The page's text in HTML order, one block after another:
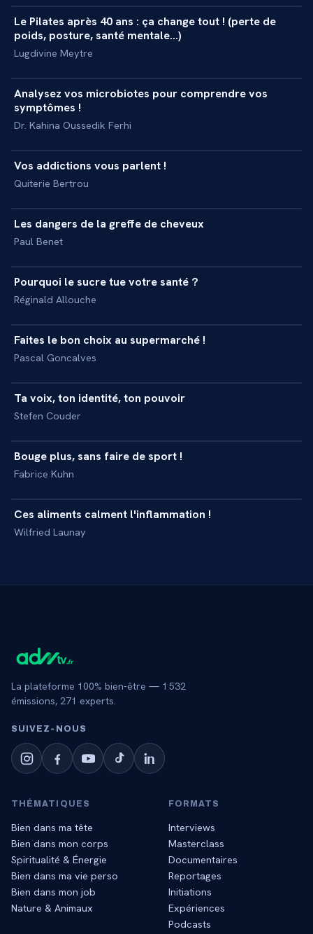
MASTERCLASS
Le Pilates après 40 ans : ça change tout ! (perte de
poids, posture, santé mentale...)
Lugdivine Meytre
MASTERCLASS
Analysez vos microbiotes pour comprendre vos
symptômes !
Dr. Kahina Oussedik Ferhi
MASTERCLASS
Vos addictions vous parlent !
Quiterie Bertrou
MASTERCLASS
Les dangers de la greffe de cheveux
Paul Benet
MASTERCLASS
Pourquoi le sucre tue votre santé ?
Réginald Allouche
MASTERCLASS
Faites le bon choix au supermarché !
Pascal Goncalves
MASTERCLASS
Ta voix, ton identité, ton pouvoir
Stefen Couder
MASTERCLASS
Bouge plus, sans faire de sport !
Fabrice Kuhn
MASTERCLASS
Ces aliments calment l'inflammation !
Wilfried Launay
La plateforme 100% bien-être — 1 532
émissions, 271 experts.
SUIVEZ‑NOUS
THÉMATIQUES
Bien dans ma tête
Bien dans mon corps
Spiritualité & Énergie
Bien dans ma vie perso
Bien dans mon job
Nature & Animaux
FORMATS
Interviews
Masterclass
Documentaires
Reportages
Initiations
Expériences
Podcasts